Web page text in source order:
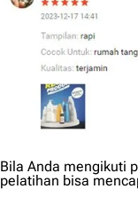
Bila Anda mengikuti
pelatihan bisa